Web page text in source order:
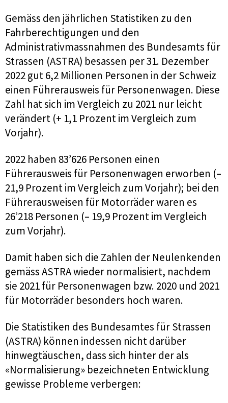
Gemäss den jährlichen Statistiken zu den
Fahrberechtigungen und den
Administrativmassnahmen des Bundesamts für
Strassen (ASTRA) besassen per 31. Dezember
2022 gut 6,2 Millionen Personen in der Schweiz
einen Führerausweis für Personenwagen. Diese
Zahl hat sich im Vergleich zu 2021 nur leicht
verändert (+ 1,1 Prozent im Vergleich zum
Vorjahr).
2022 haben 83’626 Personen einen
Führerausweis für Personenwagen erworben (–
21,9 Prozent im Vergleich zum Vorjahr); bei den
Führerausweisen für Motorräder waren es
26’218 Personen (– 19,9 Prozent im Vergleich
zum Vorjahr).
Damit haben sich die Zahlen der Neulenkenden
gemäss ASTRA wieder normalisiert, nachdem
sie 2021 für Personenwagen bzw. 2020 und 2021
für Motorräder besonders hoch waren.
Die Statistiken des Bundesamtes für Strassen
(ASTRA) können indessen nicht darüber
hinwegtäuschen, dass sich hinter der als
«Normalisierung» bezeichneten Entwicklung
gewisse Probleme verbergen: